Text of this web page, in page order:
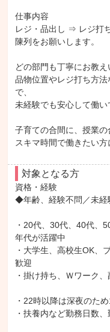
仕事内容
レジ・品出し ⇒ レジ打
陳列をお願いします。
どの部門も丁寧にお教え
品物位置やレジ打ち方
で、
未経験でも安心して働い
子育ての合間に、授業の
スキマ時間で働きたい方
対象となる方
資格・経験
◆年齢、経験不問／未経
・20代、30代、40代、
年代が活躍中
・大学生、高校生OK、
歓迎
・掛け持ち、Ｗワーク
・22時以降は深夜のた
・扶養内など勤務日数